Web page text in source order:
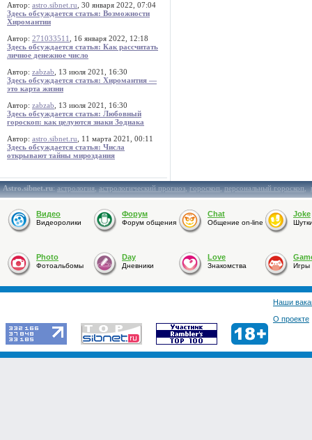
Автор: astro.sibnet.ru , 30 января 2022, 07:04
Здесь обсуждается статья: Возможности
Хиромантии
Автор: 271033511
, 16 января 2022, 12:18
Здесь обсуждается статья: Как рассчитать
личное денежное число
Автор: zabzab , 13 июля 2021, 16:30
Здесь обсуждается статья: Хиромантия —
это карта жизни
Автор: zabzab , 13 июля 2021, 16:30
Здесь обсуждается статья: Любовный
гороскоп: как целуются знаки Зодиака
Автор: astro.sibnet.ru , 11 марта 2021, 00:11
Здесь обсуждается статья: Числа
открывают тайны мироздания
Astro.sibnet.ru:астрология,астрологический прогноз,гороскоп,персональный гороскоп,
Видео
Видеоролики
Форум
Форум общения
Chat
Общение on-line
Joke
Photo
Фотоальбомы
Day
Дневники
Love
Знакомства Игры
Наши
О проекте